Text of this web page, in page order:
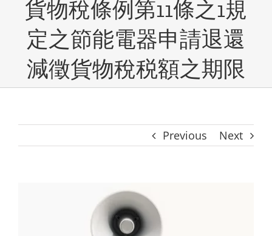
貨物稅條例第11條之1規
定之節能電器申請退還
減徵貨物稅税額之期限
Previous Next